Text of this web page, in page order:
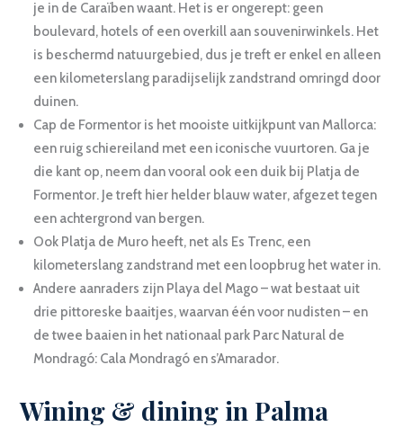
je in de Caraïben waant. Het is er ongerept: geen
boulevard, hotels of een overkill aan souvenirwinkels. Het
is beschermd natuurgebied, dus je treft er enkel en alleen
een kilometerslang paradijselijk zandstrand omringd door
duinen.
Cap de Formentor is het mooiste uitkijkpunt van Mallorca:
een ruig schiereiland met een iconische vuurtoren. Ga je
die kant op, neem dan vooral ook een duik bij Platja de
Formentor. Je treft hier helder blauw water, afgezet tegen
een achtergrond van bergen.
Ook Platja de Muro heeft, net als Es Trenc, een
kilometerslang zandstrand met een loopbrug het water in.
Andere aanraders zijn Playa del Mago – wat bestaat uit
drie pittoreske baaitjes, waarvan één voor nudisten – en
de twee baaien in het nationaal park Parc Natural de
Mondragó: Cala Mondragó en s’Amarador.
Wining & dining in Palma